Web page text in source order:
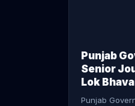
Punjab
Senior
Lok
Punjab